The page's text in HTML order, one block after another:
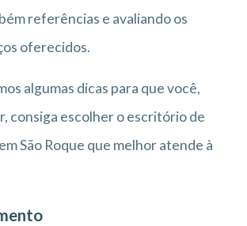
referências e avaliando os
oferecidos.
algumas dicas para que você,
consiga escolher o escritório de
São Roque que melhor atende à